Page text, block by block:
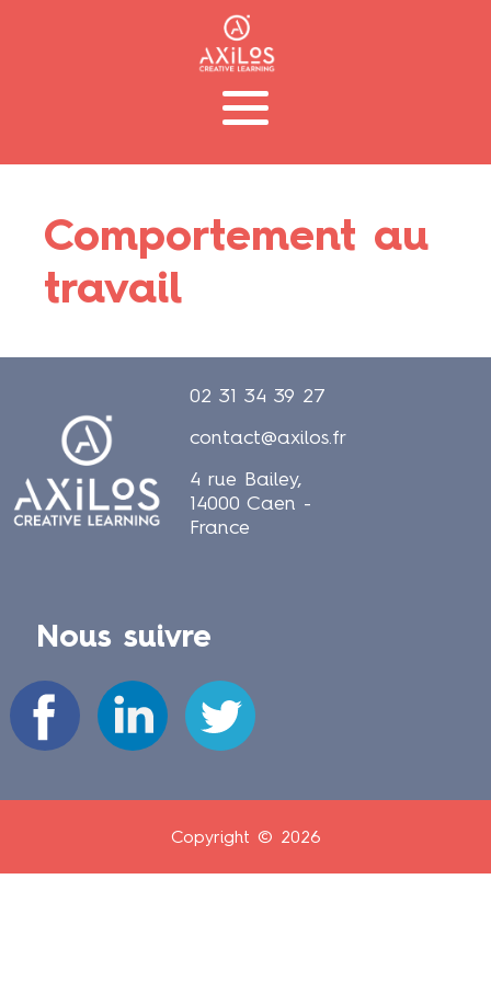
Comportement au
travail
02 31 34 39 27
contact@axilos.fr
4 rue Bailey,
14000 Caen -
France
Nous suivre
Copyright © 2026